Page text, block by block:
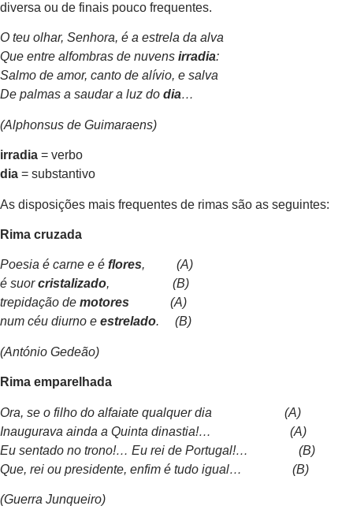
diversa ou de finais pouco frequentes.
O teu olhar, Senhora, é a estrela da alva
Que entre alfombras de nuvens irradia:
Salmo de amor, canto de alívio, e salva
De palmas a saudar a luz do dia…
(Alphonsus de Guimaraens)
irradia = verbo
dia = substantivo
As disposições mais frequentes de rimas são as seguintes:
Rima cruzada
Poesia é carne e é flores, (A)
é suorcristalizado, (B)
trepidação de motores (A)
num céu diurno e estrelado. (B)
(António Gedeão)
Rima emparelhada
Ora, se o filho do alfaiate qualquer dia (A)
Inaugurava ainda a Quinta dinastia!… (A)
Eu sentado no trono!… Eu rei de Portugal!… (B)
Que, rei ou presidente, enfim é tudo igual… (B)
(Guerra Junqueiro)